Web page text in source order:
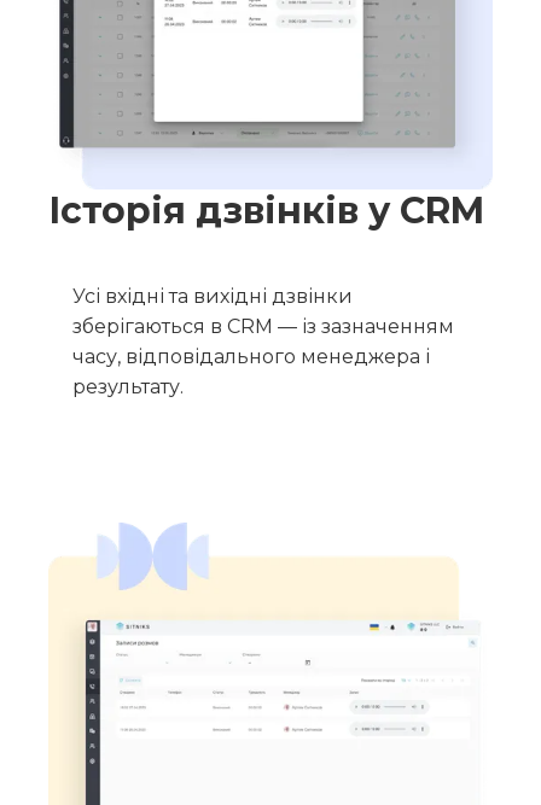
Історія дзвінків у CRM
Усі вхідні та вихідні дзвінки
зберігаються в CRM — із зазначенням
часу, відповідального менеджера і
результату.